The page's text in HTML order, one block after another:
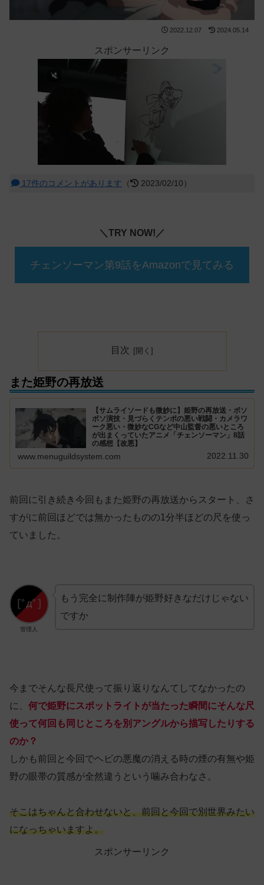
2022.12.07 2024.05.14
スポンサーリンク
17件のコメントがあります （ 2023/02/10）
＼TRY NOW!／
チェンソーマン第9話をAmazonで見てみる
目次
また姫野の再放送
【サムライソードも微妙に】姫野の再放送・ボソ
ボソ演技・見づらくテンポの悪い戦闘・カメラワ
ーク悪い・微妙なCGなど中山監督の悪いところ
が出まくっていたアニメ「チェンソーマン」8話
の感想【改悪】
www.menuguildsystem.com 2022.11.30
前回に引き続き今回もまた姫野の再放送からスタート、さ
すがに前回ほどでは無かったものの1分半ほどの尺を使っ
ていました。
管理人
もう完全に制作陣が姫野好きなだけじゃない
ですか
今までそんな長尺使って振り返りなんてしてなかったの
に、 何で姫野にスポットライトが当たった瞬間にそんな尺
使って何回も同じところを別アングルから描写したりする
のか？
しかも前回と今回でヘビの悪魔の消える時の煙の有無や姫
野の眼帯の質感が全然違うという噛み合わなさ。
そこはちゃんと合わせないと、前回と今回で別世界みたい
になっちゃいますよ。
スポンサーリンク